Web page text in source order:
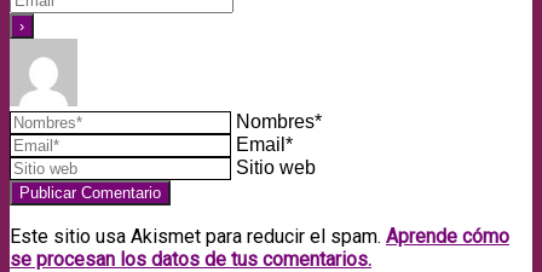
Nombres*
Email*
Sitio web
Este sitio usa Akismet para reducir el spam. Aprende cómo
se procesan los datos de tus comentarios.